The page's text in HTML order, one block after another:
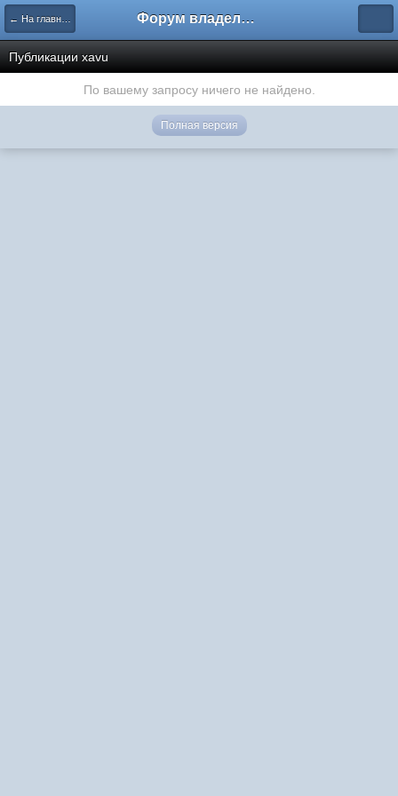
← На главную Форум владельцев интернет-магазинов
Публикации xavu
По вашему запросу ничего не найдено.
Полная версия